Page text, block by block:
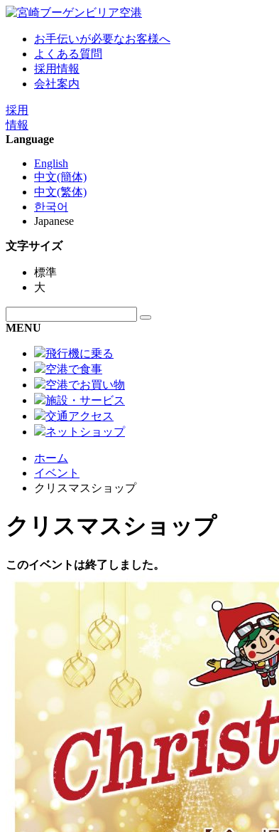
お手伝いが必要なお客様へ
よくある質問
採用情報
会社案内
採用
情報
Language
English
中文(簡体)
中文(繁体)
한국어
Japanese
文字サイズ
標準
大
MENU
飛行機に乗る
空港で食事
空港でお買い物
施設・サービス
交通アクセス
ネットショップ
ホーム
イベント
クリスマスショップ
クリスマスショップ
このイベントは終了しました。